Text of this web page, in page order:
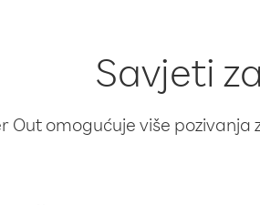
Savjeti
Out omogućuje više